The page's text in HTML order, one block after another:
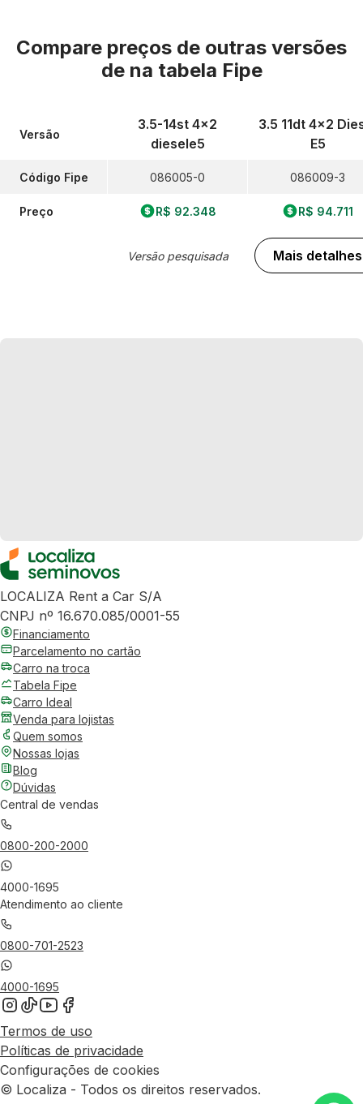
Compare preços de outras versões
de na tabela Fipe
Versão
Código Fipe
Preço
3.5-14st 4x2
diesele5
086005-0
R$ 92.348
Versão pesquisada
3.5 11dt 4x2
E5
086009-3
R$ 94.711
Mais detalhes
LOCALIZA Rent a Car S/A
CNPJ nº 16.670.085/0001-55
Financiamento
Parcelamento no cartão
Carro na troca
Tabela Fipe
Carro Ideal
Venda para lojistas
Quem somos
Nossas lojas
Blog
Dúvidas
Central de vendas
0800-200-2000
4000-1695
Atendimento ao cliente
0800-701-2523
4000-1695
Termos de uso
Políticas de privacidade
Configurações de cookies
© Localiza - Todos os direitos reservados.